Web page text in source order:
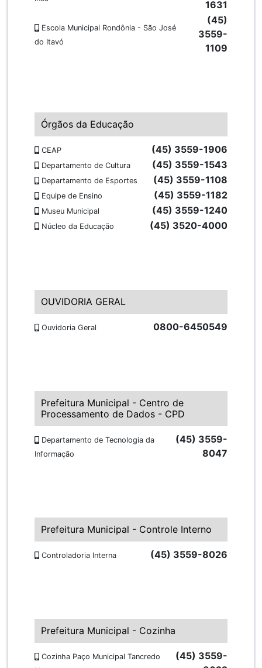
1631
Escola Municipal Rondônia - São José
do Itavó
(45)
3559-
1109
Órgãos da Educação
CEAP (45) 3559-1906
Departamento de Cultura (45) 3559-1543
Departamento de Esportes (45) 3559-1108
Equipe de Ensino (45) 3559-1182
Museu Municipal (45) 3559-1240
Núcleo da Educação (45) 3520-4000
OUVIDORIA GERAL
Ouvidoria Geral 0800-6450549
Prefeitura Municipal - Centro de
Processamento de Dados - CPD
Departamento de Tecnologia da
Informação
(45) 3559-
8047
Prefeitura Municipal - Controle Interno
Controladoria Interna (45) 3559-8026
Prefeitura Municipal - Cozinha
Cozinha Paço Municipal Tancredo
(45) 3559-